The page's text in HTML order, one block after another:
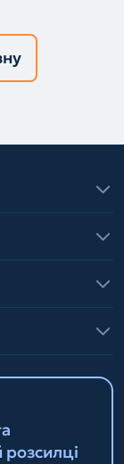
розсилці